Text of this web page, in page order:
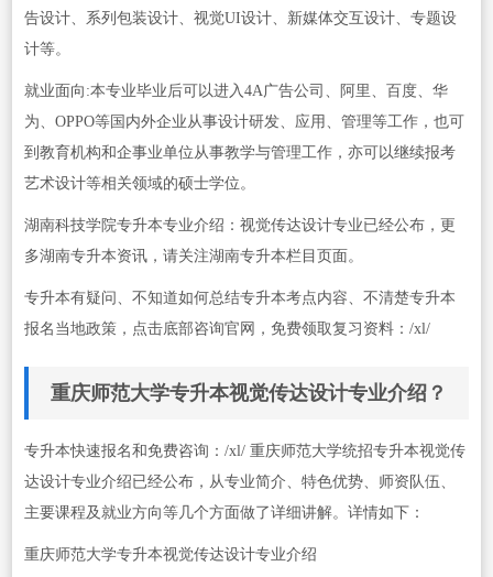
告设计、系列包装设计、视觉UI设计、新媒体交互设计、专题设
计等。
就业面向:本专业毕业后可以进入4A广告公司、阿里、百度、华
为、OPPO等国内外企业从事设计研发、应用、管理等工作，也可
到教育机构和企事业单位从事教学与管理工作，亦可以继续报考
艺术设计等相关领域的硕士学位。
湖南科技学院专升本专业介绍：视觉传达设计专业已经公布，更
多湖南专升本资讯，请关注湖南专升本栏目页面。
专升本有疑问、不知道如何总结专升本考点内容、不清楚专升本
报名当地政策，点击底部咨询官网，免费领取复习资料：/xl/
重庆师范大学专升本视觉传达设计专业介绍？
专升本快速报名和免费咨询：/xl/ 重庆师范大学统招专升本视觉传
达设计专业介绍已经公布，从专业简介、特色优势、师资队伍、
主要课程及就业方向等几个方面做了详细讲解。详情如下：
重庆师范大学专升本视觉传达设计专业介绍